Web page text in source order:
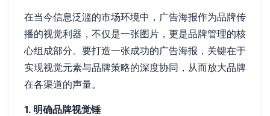
在当今信息泛滥的市场环境中，广告海报作为品牌传
播的视觉利器，不仅是一张图片，更是品牌管理的核
心组成部分。要打造一张成功的广告海报，关键在于
实现视觉元素与品牌策略的深度协同，从而放大品牌
在各渠道的声量。
1. 明确品牌视觉锤